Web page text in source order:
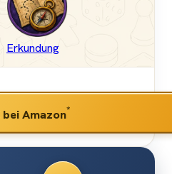
Erkundung
bei Amazon*